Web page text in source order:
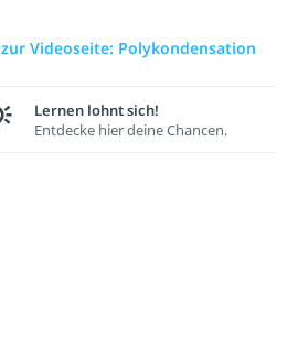
zur Videoseite: Polykondensation
Lernen lohnt sich!
Entdecke hier deine Chancen.